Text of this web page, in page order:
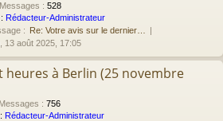
Messages : 528
Rédacteur-Administrateur
: Re: Votre avis sur le dernier…
, 13 août 2025, 17:05
heures à Berlin (25 novembre
Messages : 756
Rédacteur-Administrateur